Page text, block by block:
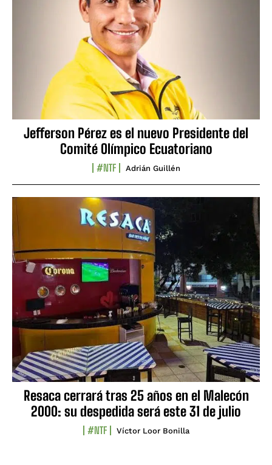
Jefferson Pérez es el nuevo Presidente del
Comité Olímpico Ecuatoriano
#NTF Adrián Guillén
Resaca cerrará tras 25 años en el Malecón
2000: su despedida será este 31 de julio
#NTF Víctor Loor Bonilla